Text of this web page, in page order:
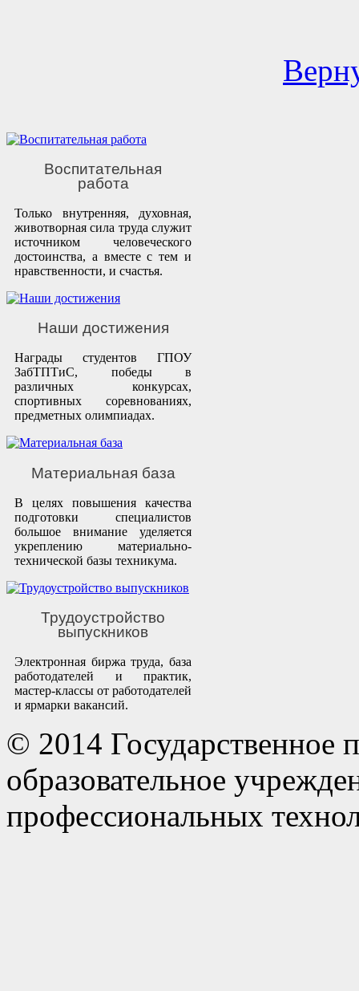
Воспитательная
работа
Только внутренняя, духовная,
животворная сила труда служит
источником человеческого
достоинства, а вместе с тем и
нравственности, и счастья.
Наши достижения
Награды студентов ГПОУ
ЗабТПТиС, победы в
различных конкурсах,
спортивных соревнованиях,
предметных олимпиадах.
Материальная база
В целях повышения качества
подготовки специалистов
большое внимание уделяется
укреплению материально-
технической базы техникума.
Трудоустройство
выпускников
Электронная биржа труда, база
работодателей и практик,
мастер-классы от работодателей
и ярмарки вакансий.
© 2014 Государственное
образовательное
профессиональных